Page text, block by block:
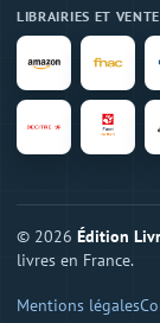
LIBRAIRIES ET
© 2026 Édition
livres en France.
Mentions légales